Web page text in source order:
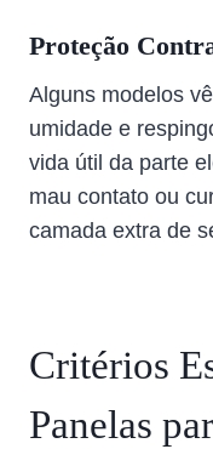
Proteção
Alguns modelos
umidade e
vida útil da parte
mau contato ou
camada extra de
Critérios
Panelas